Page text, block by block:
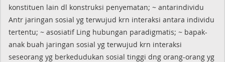
konstituen lain dl konstruksi penyematan; ~ antarindividu
Antr jaringan sosial yg terwujud krn interaksi antara individu
tertentu; ~ asosiatif Ling hubungan paradigmatis; ~ bapak-
anak buah jaringan sosial yg terwujud krn interaksi
seseorang yg berkedudukan sosial tinggi dng orang-orang yg